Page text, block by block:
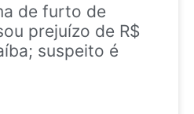
de furto de
prejuízo de R$
suspeito é